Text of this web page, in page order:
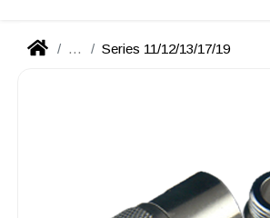
... Series 11/12/13/17/19